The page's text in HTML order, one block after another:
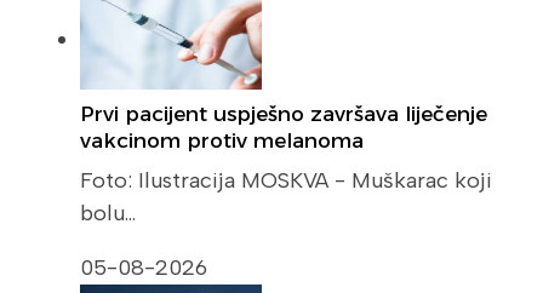
Prvi pacijent uspješno završava liječenje
vakcinom protiv melanoma
Foto: Ilustracija MOSKVA - Muškarac koji
bolu…
05-08-2026